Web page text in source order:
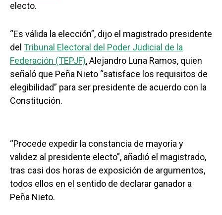
electo.
“Es válida la elección”, dijo el magistrado presidente
del Tribunal Electoral del Poder Judicial de la
Federación (TEPJF), Alejandro Luna Ramos, quien
señaló que Peña Nieto “satisface los requisitos de
elegibilidad” para ser presidente de acuerdo con la
Constitución.
“Procede expedir la constancia de mayoría y
validez al presidente electo”, añadió el magistrado,
tras casi dos horas de exposición de argumentos,
todos ellos en el sentido de declarar ganador a
Peña Nieto.